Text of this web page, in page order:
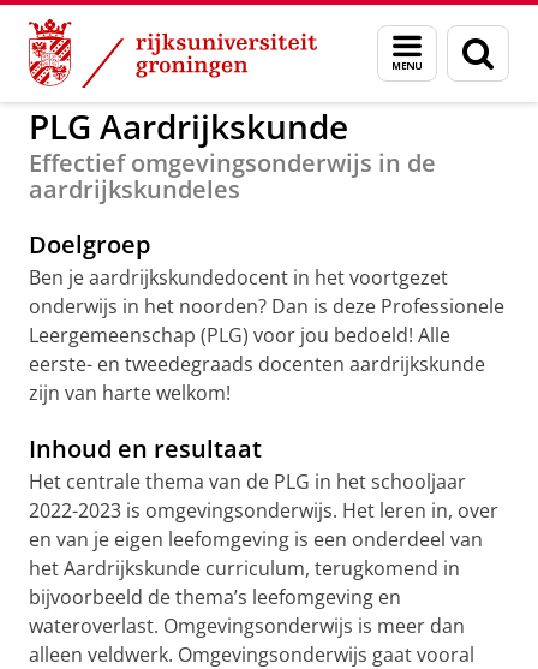
Skip
Content
Skip
Navigation
Menu
en
zoeken
GMW EVN Aardrijkskunde
PLG Aardrijkskunde
Effectief omgevingsonderwijs in de
aardrijkskundeles
Doelgroep
Ben je aardrijkskundedocent in het voortgezet
onderwijs in het noorden? Dan is deze Professionele
Leergemeenschap (PLG) voor jou bedoeld! Alle
eerste- en tweedegraads docenten aardrijkskunde
zijn van harte welkom!
Inhoud en resultaat
Het centrale thema van de PLG in het schooljaar
2022-2023 is omgevingsonderwijs. Het leren in, over
en van je eigen leefomgeving is een onderdeel van
het Aardrijkskunde curriculum, terugkomend in
bijvoorbeeld de thema’s leefomgeving en
wateroverlast. Omgevingsonderwijs is meer dan
alleen veldwerk. Omgevingsonderwijs gaat vooral